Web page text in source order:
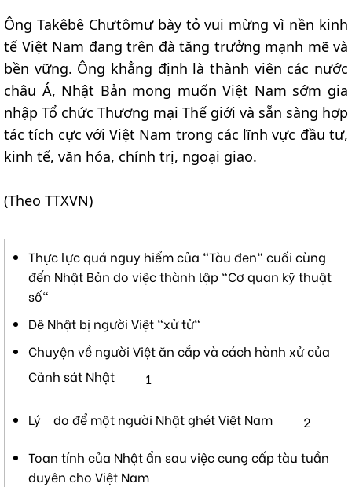
Ông Takêbê Chưtômư bày tỏ vui mừng vì nền kinh
tế Việt Nam đang trên đà tăng trưởng mạnh mẽ và
bền vững. Ông khẳng định là thành viên các nước
châu Á, Nhật Bản mong muốn Việt Nam sớm gia
nhập Tổ chức Thương mại Thế giới và sẵn sàng hợp
tác tích cực với Việt Nam trong các lĩnh vực đầu tư,
kinh tế, văn hóa, chính trị, ngoại giao.
(Theo TTXVN)
Thực lực quá nguy hiểm của "Tàu đen" cuối cùng
đến Nhật Bản do việc thành lập "Cơ quan kỹ thuật
số"
Dê Nhật bị người Việt "xử tử"
Chuyện về người Việt ăn cắp và cách hành xử của
Cảnh sát Nhật
1
Lý do để một người Nhật ghét Việt Nam
2
Toan tính của Nhật ẩn sau việc cung cấp tàu tuần
duyên cho Việt Nam